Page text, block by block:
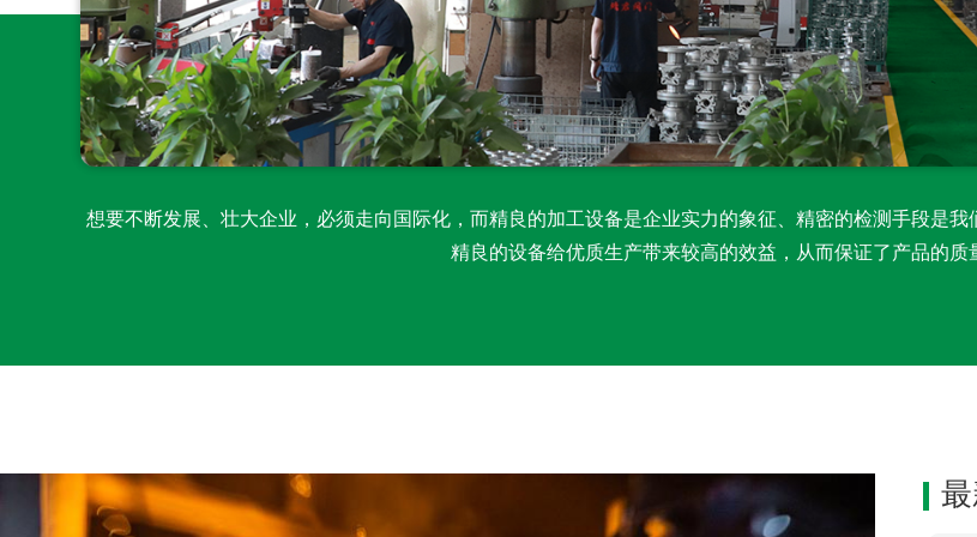
想要不断发展、壮大企业，必须走向国际化，而精良的加工设备是企业实力的象征、精密的检测手段是
精良的设备给优质生产带来较高的效益，从而保证了产品的质